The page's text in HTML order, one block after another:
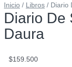
Inicio / Libros / Diario
Diario De
Daura
$159.500